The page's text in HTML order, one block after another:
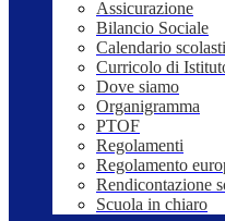
Assicurazione
Bilancio Sociale
Calendario
Curricolo di
Dove siamo
Organigramma
PTOF
Regolamenti
Regolamento
Rendicontazione
Scuola in chiaro